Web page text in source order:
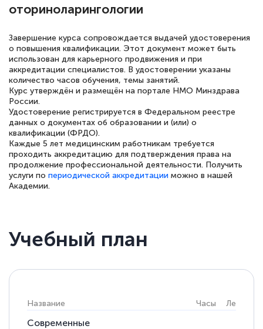
вежливое сопровождение! Всё чётко и
квалификации. Ещё раз - СПАСИБО!
Елена Петрикс
Знаток города 5 уровня
11 марта 2026
Всем добрый день! Я прошла курс
повышени каалификации по
специальности «Тренер-преподаватель
оперативно связались со мной
интересующие вопросы и в течении
оториноларингологии
Завершение курса сопровождается выдачей удостоверения
о повышения квалификации. Этот документ может быть
использован для карьерного продвижения и при
аккредитации специалистов. В удостоверении указаны
количество часов обучения, темы занятий.
Курс утверждён и размещён на портале НМО Минздрава
России.
Удостоверение регистрируется в Федеральном реестре
данных о документах об образовании и (или) о
квалификации (ФРДО).
Каждые 5 лет медицинским работникам требуется
проходить аккредитацию для подтверждения права на
продолжение профессиональной деятельности. Получить
услуги по периодической аккредитации можно в нашей
Академии.
Учебный план
Название Часы Лекции
Современные